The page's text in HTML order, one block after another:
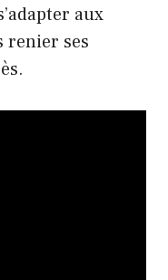
aux
renier ses